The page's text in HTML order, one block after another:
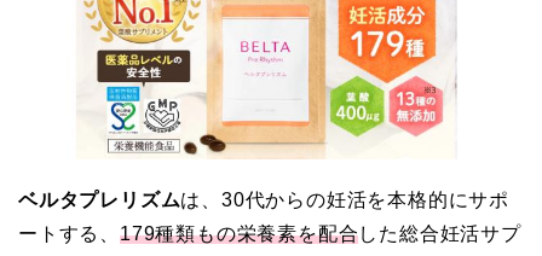
ベルタプレリズムは、30代からの妊活を本格的にサポ
ートする、 179種類もの栄養素を配合した総合妊活サプ